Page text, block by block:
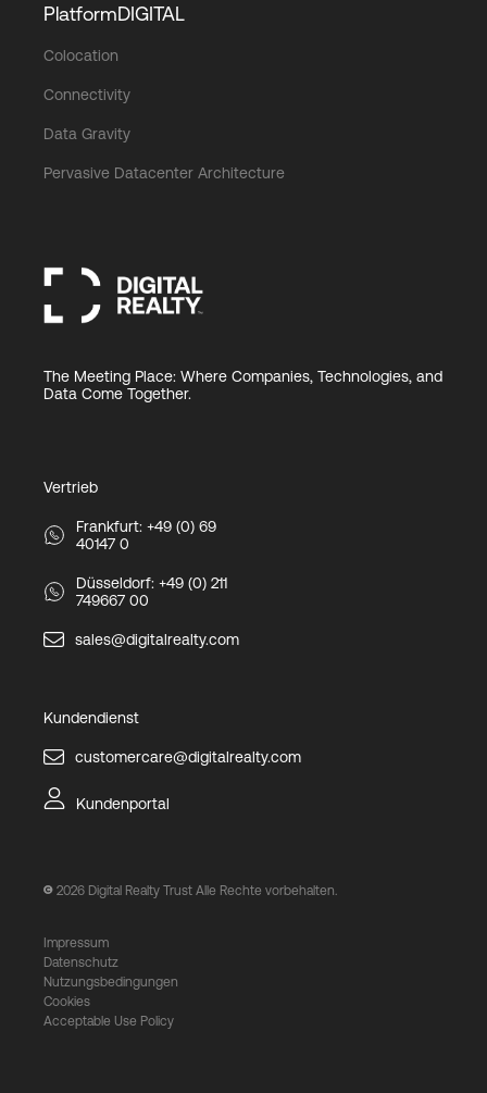
PlatformDIGITAL
Colocation
Connectivity
Data Gravity
Pervasive Datacenter Architecture
The Meeting Place: Where Companies, Technologies, and
Data Come Together.
Vertrieb
Frankfurt: +49 (0) 69
40147 0
Düsseldorf: +49 (0) 211
749667 00
sales@digitalrealty.com
Kundendienst
customercare@digitalrealty.com
Kundenportal
2026 Digital Realty Trust Alle Rechte vorbehalten.
Impressum
Datenschutz
Nutzungsbedingungen
Cookies
Acceptable Use Policy